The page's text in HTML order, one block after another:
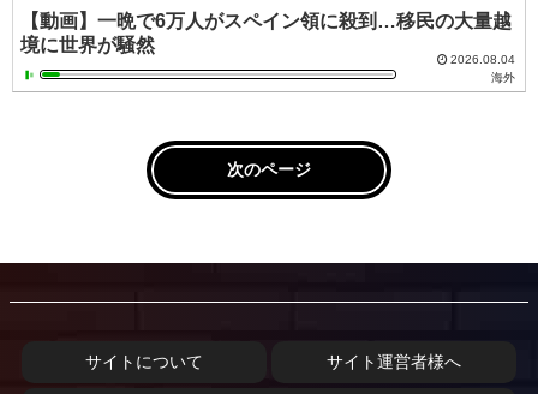
【動画】一晩で6万人がスペイン領に殺到…移民の大量越
境に世界が騒然
2026.08.04
海外
次のページ
サイトについて サイト運営者様へ